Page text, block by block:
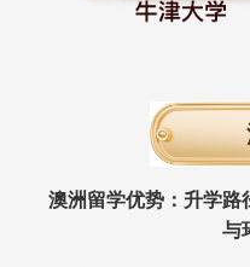
澳洲留学优势：升学
与